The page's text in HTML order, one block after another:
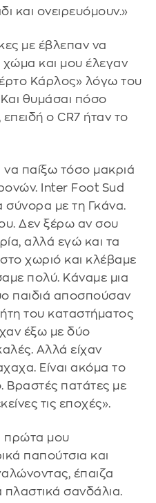
και ονειρευόμουν.»
με έβλεπαν να
και μου έλεγαν
Κάρλος» λόγω του
θυμάσαι πόσο
ο CR7 ήταν το
παίξω τόσο μακριά
Inter Foot Sud
σύνορα με τη Γκάνα.
Δεν ξέρω αν σου
αλλά εγώ και τα
χωριό και κλέβαμε
πολύ. Κάναμε μια
παιδιά αποσπούσαν
του καταστήματος
έξω με δύο
Αλλά είχαν
Είναι ακόμα το
πατάτες με
τις εποχές».
πρώτα μου
παπούτσια και
έπαιζα
σανδάλια.